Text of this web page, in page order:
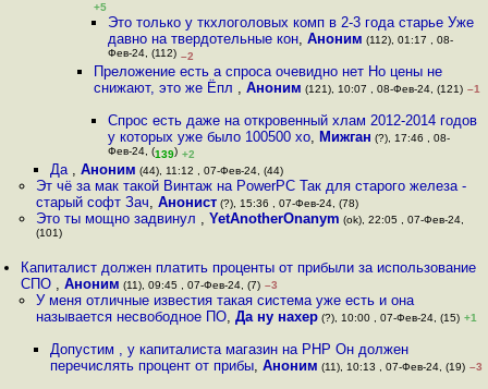
+5
Это только у ткхлоголовых комп в 2-3 года старье Уже
давно на твердотельные кон,Аноним (112), 01:17 , 08-
Фев-24, (112) –2
Преложение есть а спроса очевидно нет Но цены не
снижают, это же Ёпл , Аноним (121), 10:07 , 08-Фев-24, (121) –1
Спрос есть даже на откровенный хлам 2012-2014 годов
у которых уже было 100500 хо, Мижган (?), 17:46 , 08-
Фев-24, (139) +2
Да , Аноним (44), 11:12 , 07-Фев-24, (44)
Эт чё за мак такой Винтаж на PowerPC Так для старого железа -
старый софт Зач, Анонист(?), 15:36 , 07-Фев-24, (78)
Это ты мощно задвинул , YetAnotherOnanym (ok), 22:05 , 07-Фев-24,
(101)
Капиталист должен платить проценты от прибыли за использование
СПО ,Аноним (11), 09:45 , 07-Фев-24, (7) –3
У меня отличные известия такая система уже есть и она
называется несвободное ПО, Да ну нахер(?), 10:00 , 07-Фев-24, (15) +1
Допустим , у капиталиста магазин на PHP Он должен
перечислять процент от прибы, Аноним (11), 10:13 , 07-Фев-24, (19) –3